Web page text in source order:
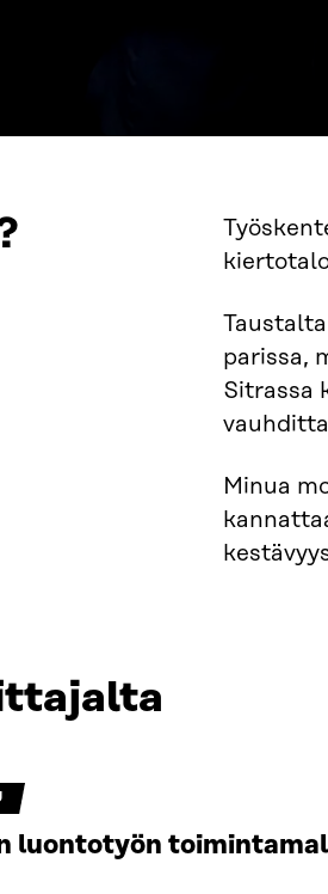
parissa,
Sitrassa
Minua
luontotyön